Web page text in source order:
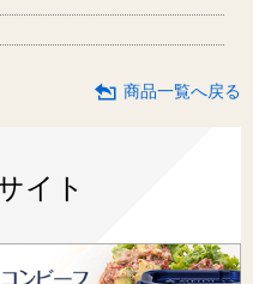
商品一覧へ戻る
イト